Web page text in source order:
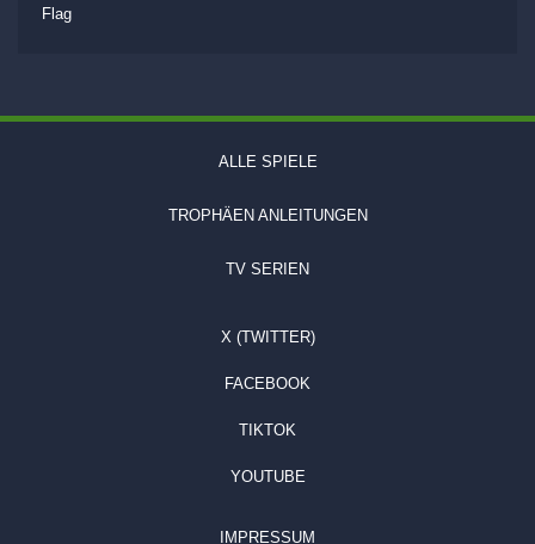
Flag
ALLE SPIELE
TROPHÄEN ANLEITUNGEN
TV SERIEN
X (TWITTER)
FACEBOOK
TIKTOK
YOUTUBE
IMPRESSUM